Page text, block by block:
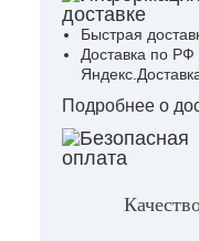
Быстрая
Доставка по
Подробнее о